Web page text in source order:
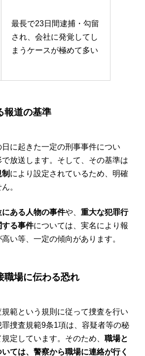
最長で23日間逮捕・勾留
され、会社に発覚してし
まうケースが極めて多い
報道の基準
に起きた一定の刑事事件につい
放送します。そして、その基準は
により設定されているため、明確
。
ある人物の事件や、 重大な犯罪行
する事件については、実名により報
い等、一定の傾向があります。
職場に伝わる恐れ
範という規則に従って捜査を行い
罪捜査規範9条1項は、容疑者等の秘
定しています。そのため、 職場と
ては、警察から職場に連絡が行く